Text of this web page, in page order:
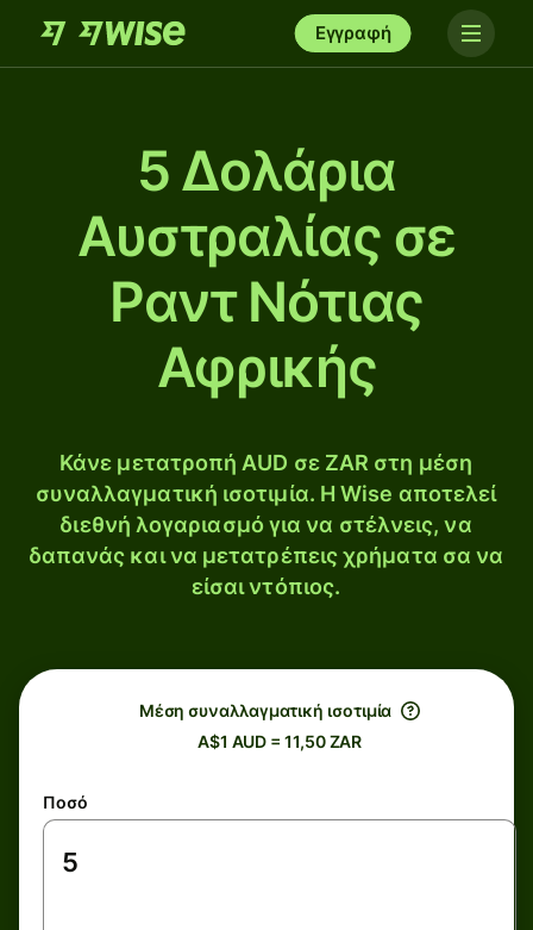
Εγγραφή
5 Δολάρια
Αυστραλίας σε
Ραντ Νότιας
Αφρικής
Κάνε μετατροπή AUD σε ZAR στη μέση
συναλλαγματική ισοτιμία. Η Wise αποτελεί
διεθνή λογαριασμό για να στέλνεις, να
δαπανάς και να μετατρέπεις χρήματα σα να
είσαι ντόπιος.
Μέση συναλλαγματική ισοτιμία
A$1 AUD = 11,50 ZAR
Ποσό